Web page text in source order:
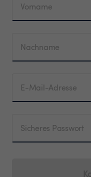
Vorname
Nachname
E-Mail-Adresse
Sicheres Passwort